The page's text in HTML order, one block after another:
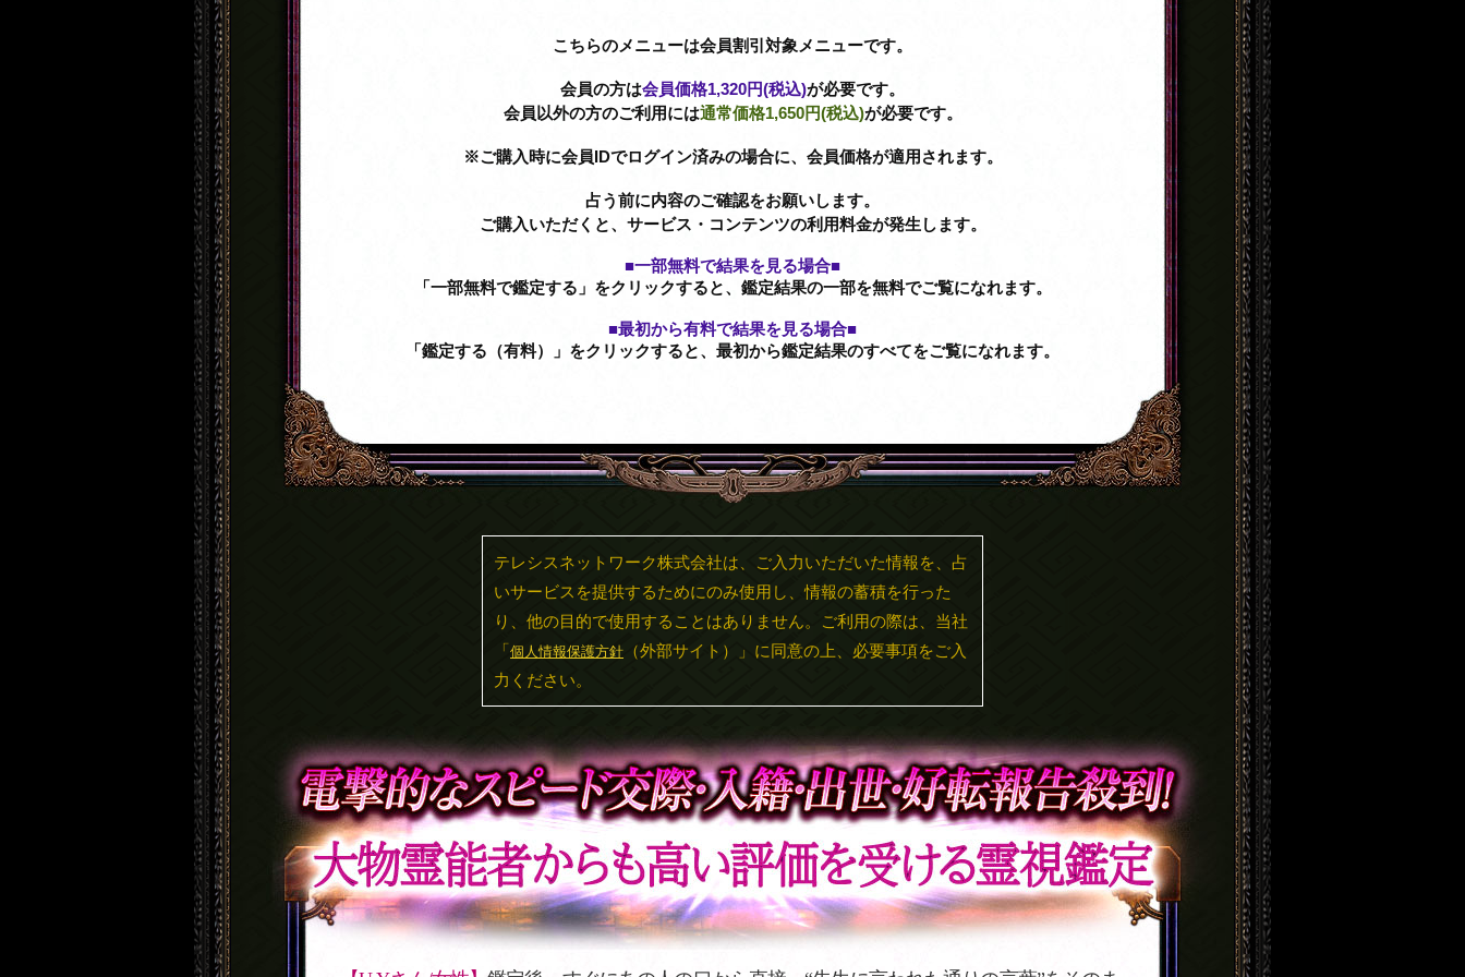
こちらのメニューは会員割引対象メニューです。
会員の方は会員価格1,320円(税込)が必要です。
会員以外の方のご利用には通常価格1,650円(税込)が必要です。
※ご購入時に会員IDでログイン済みの場合に、会員価格が適用されます。
占う前に内容のご確認をお願いします。
ご購入いただくと、サービス・コンテンツの利用料金が発生します。
■一部無料で結果を見る場合■
「一部無料で鑑定する」をクリックすると、鑑定結果の一部を無料でご覧になれます。
■最初から有料で結果を見る場合■
「鑑定する（有料）」をクリックすると、最初から鑑定結果のすべてをご覧になれます。
テレシスネットワーク株式会社は、ご入力いただいた情報を、占
いサービスを提供するためにのみ使用し、情報の蓄積を行った
り、他の目的で使用することはありません。ご利用の際は、当社
「個人情報保護方針 （外部サイト）」に同意の上、必要事項をご入
力ください。